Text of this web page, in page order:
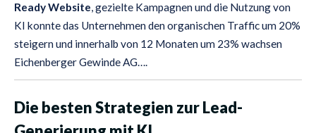
Ready Website, gezielte Kampagnen und die Nutzung von
KI konnte das Unternehmen den organischen Traffic um 20%
steigern und innerhalb von 12 Monaten um 23% wachsen​
Eichenberger Gewinde AG….
Die besten Strategien zur Lead-